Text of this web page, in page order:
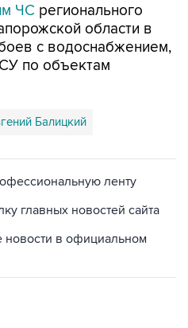
ЧС регионального
области в
с водоснабжением,
по объектам
Балицкий
ленту
главных новостей сайта
новости в официальном